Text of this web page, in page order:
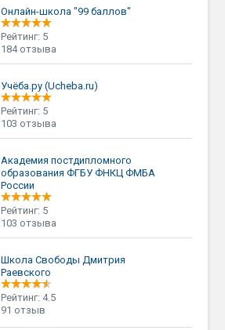
Онлайн-школа "99 баллов"
Рейтинг: 5
184 отзыва
Учёба.ру (Ucheba.ru)
Рейтинг: 5
103 отзыва
Академия постдипломного
образования ФГБУ ФНКЦ ФМБА
России
Рейтинг: 5
103 отзыва
Школа Свободы Дмитрия
Раевского
Рейтинг: 4.5
91 отзыв